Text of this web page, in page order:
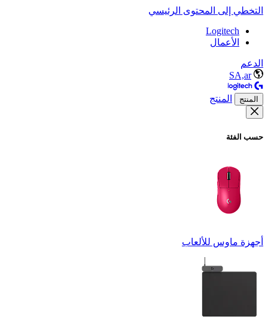
التخطي إلى المحتوى الرئيسي
Logitech
الأعمال
الدعم
SA,ar
المنتج المنتج
حسب الفئة
أجهزة ماوس للألعاب